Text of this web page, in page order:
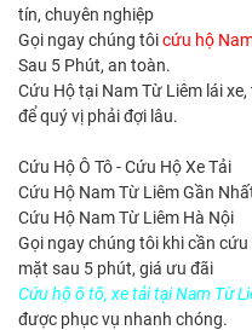
tín, chuyên nghiệp
Gọi ngay chúng tôicứu hộ
Sau 5 Phút, an toàn.
Cứu Hộ tại Nam Từ Liêm lái
để quý vị phải đợi lâu.
Cứu Hộ Ô Tô - Cứu Hộ Xe Tải
Cứu Hộ Nam Từ Liêm Gần
Cứu Hộ Nam Từ Liêm Hà Nội
Gọi ngay chúng tôi khi cần cứu
mặt sau 5 phút, giá ưu đãi
Cứu hộ ô tô, xe tải tại Nam Từ
được phục vụ nhanh chóng.